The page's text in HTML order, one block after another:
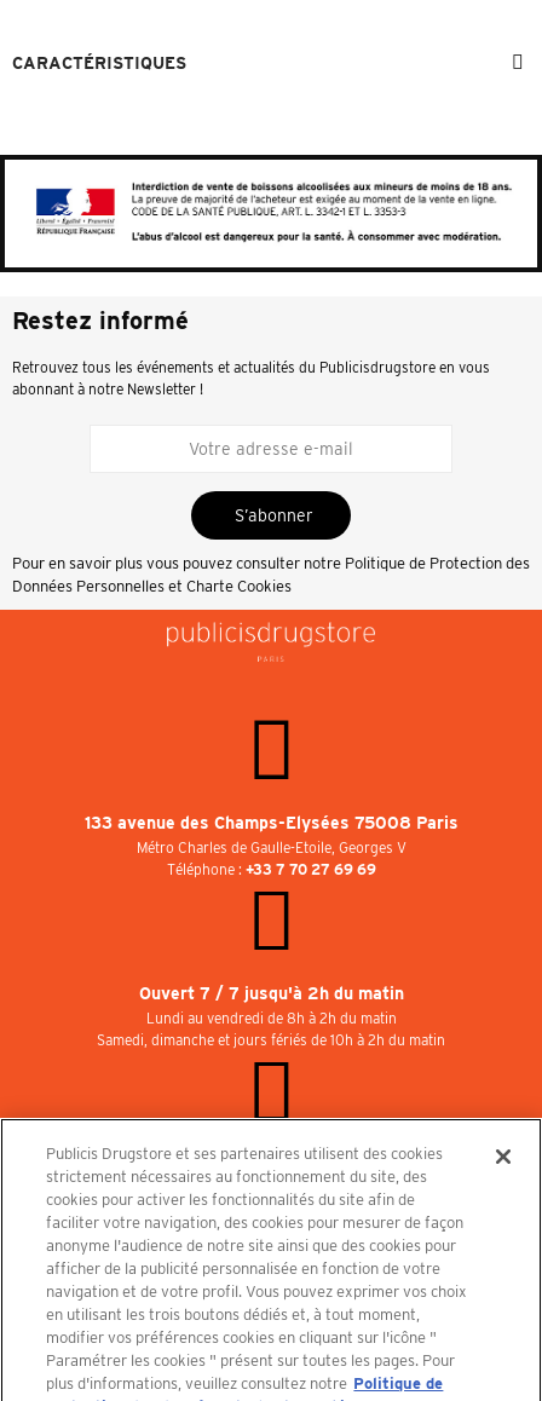
CARACTÉRISTIQUES
Restez informé
Retrouvez tous les événements et actualités du Publicisdrugstore en vous
abonnant à notre Newsletter !
S’abonner
Pour en savoir plus vous pouvez consulter notre Politique de Protection des
Données Personnelles et Charte Cookies
133 avenue des Champs-Elysées 75008 Paris
Métro Charles de Gaulle-Etoile, Georges V
Téléphone : +33 7 70 27 69 69
Ouvert 7 / 7 jusqu'à 2h du matin
Lundi au vendredi de 8h à 2h du matin
Samedi, dimanche et jours fériés de 10h à 2h du matin
Rejoignez-nous au Publicisdrugstore !
Nous recrutons pour les boutiques, le restaurant et le cinéma. Contactez-nous :
recrutement@publicisdrugstore.com
Conditions générales de vente
Mentions légales
Politique de Protection des Données Personnelles et Charte
Cookies
Publicis Drugstore et ses partenaires utilisent des cookies
strictement nécessaires au fonctionnement du site, des
cookies pour activer les fonctionnalités du site afin de
faciliter votre navigation, des cookies pour mesurer de façon
anonyme l'audience de notre site ainsi que des cookies pour
afficher de la publicité personnalisée en fonction de votre
navigation et de votre profil. Vous pouvez exprimer vos choix
en utilisant les trois boutons dédiés et, à tout moment,
modifier vos préférences cookies en cliquant sur l'icône "
Paramétrer les cookies " présent sur toutes les pages. Pour
plus d'informations, veuillez consultez notre Politique de